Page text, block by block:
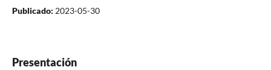
Publicado: 2023-05-30
Presentación